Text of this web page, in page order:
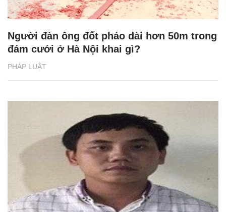
PHÁP LUẬT
Người đàn ông đốt pháo dài hơn 50m trong
đám cưới ở Hà Nội khai gì?